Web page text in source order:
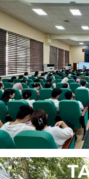
06.24.2025 6266